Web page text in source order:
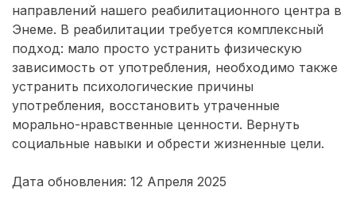
направлений нашего реабилитационного центра в
Энеме. В реабилитации требуется комплексный
подход: мало просто устранить физическую
зависимость от употребления, необходимо также
устранить психологические причины
употребления, восстановить утраченные
морально-нравственные ценности. Вернуть
социальные навыки и обрести жизненные цели.
Дата обновления: 12 Апреля 2025